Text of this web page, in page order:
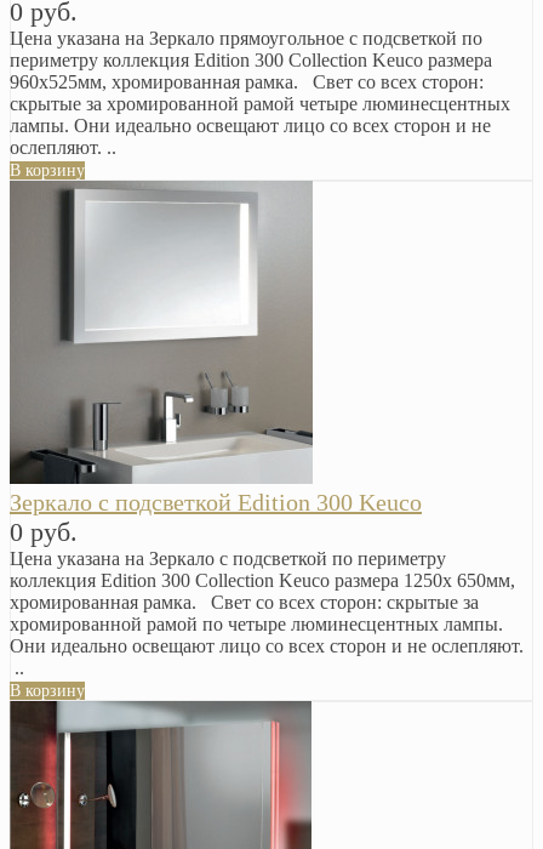
0 руб.
Цена указана на Зеркало прямоугольное с подсветкой по
периметру коллекция Edition 300 Collection Keuco размера
960х525мм, хромированная рамка. Свет со всех сторон:
скрытые за хромированной рамой четыре люминесцентных
лампы. Они идеально освещают лицо со всех сторон и не
ослепляют. ..
В корзину
Зеркало с подсветкой Edition 300 Keuco
0 руб.
Цена указана на Зеркало с подсветкой по периметру
коллекция Edition 300 Collection Keuco размера 1250х 650мм,
хромированная рамка. Свет со всех сторон: скрытые за
хромированной рамой по четыре люминесцентных лампы.
Они идеально освещают лицо со всех сторон и не ослепляют.
..
В корзину